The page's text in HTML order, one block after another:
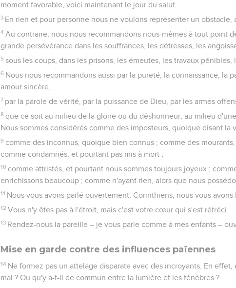
moment favorable, voici maintenant le jour du salut.
3 En rien et pour personne nous ne voulons représenter un obstacle,
4 Au contraire, nous nous recommandons nous-mêmes à tout point
grande persévérance dans les souffrances, les détresses, les
5 sous les coups, dans les prisons, les émeutes, les travaux
6 Nous nous recommandons aussi par la pureté, la connaissance, la
amour sincère,
7 par la parole de vérité, par la puissance de Dieu, par les armes
8 que ce soit au milieu de la gloire ou du déshonneur, au milieu
Nous sommes considérés comme des imposteurs, quoique disant la
9 comme des inconnus, quoique bien connus ; comme des
comme condamnés, et pourtant pas mis à mort ;
10 comme attristés, et pourtant nous sommes toujours joyeux ;
enrichissons beaucoup ; comme n'ayant rien, alors que nous
11 Nous vous avons parlé ouvertement, Corinthiens, nous vous
12 Vous n'y êtes pas à l'étroit, mais c'est votre cœur qui s'est rétréci.
13 Rendez-nous la pareille – je vous parle comme à mes enfants –
Mise en garde contre des influences païennes
14 Ne formez pas un attelage disparate avec des incroyants. En
mal ? Ou qu'y a-t-il de commun entre la lumière et les ténèbres ?